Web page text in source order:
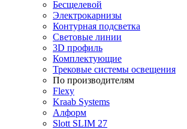
Бесщелевой
Электрокарнизы
Контурная подсветка
Световые линии
3D профиль
Комплектующие
Трековые системы освещения
По производителям
Flexy
Kraab Systems
Алформ
Slott SLIM 27